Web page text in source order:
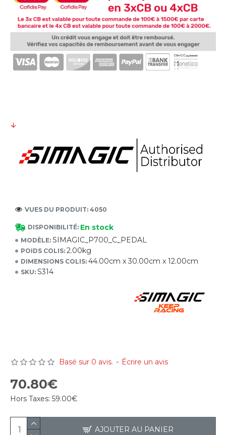
DISPONIBILITÉ: En stock
MODÈLE: SIMAGIC_P700_C_PEDAL
POIDS COLIS: 2.00kg
DIMENSIONS COLIS: 44.00cm x 30.00cm x 12.00cm
SKU: S314
VUES DU PRODUIT: 4050
Basé sur 0 avis. - Écrire un avis
70.80€
Hors Taxes: 59.00€
AJOUTER AU PANIER